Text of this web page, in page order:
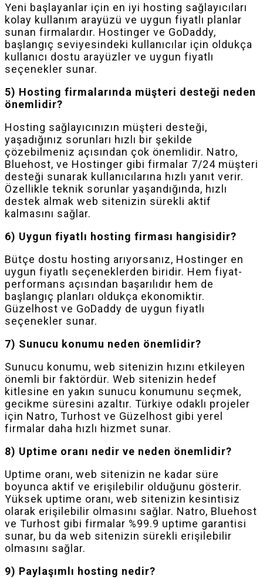
Yeni başlayanlar için en iyi hosting sağlayıcıları
kolay kullanım arayüzü ve uygun fiyatlı planlar
sunan firmalardır. Hostinger ve GoDaddy,
başlangıç seviyesindeki kullanıcılar için oldukça
kullanıcı dostu arayüzler ve uygun fiyatlı
seçenekler sunar.
5) Hosting firmalarında müşteri desteği neden
önemlidir?
Hosting sağlayıcınızın müşteri desteği,
yaşadığınız sorunları hızlı bir şekilde
çözebilmeniz açısından çok önemlidir. Natro,
Bluehost, ve Hostinger gibi firmalar 7/24 müşteri
desteği sunarak kullanıcılarına hızlı yanıt verir.
Özellikle teknik sorunlar yaşandığında, hızlı
destek almak web sitenizin sürekli aktif
kalmasını sağlar.
6) Uygun fiyatlı hosting firması hangisidir?
Bütçe dostu hosting arıyorsanız, Hostinger en
uygun fiyatlı seçeneklerden biridir. Hem fiyat-
performans açısından başarılıdır hem de
başlangıç planları oldukça ekonomiktir.
Güzelhost ve GoDaddy de uygun fiyatlı
seçenekler sunar.
7) Sunucu konumu neden önemlidir?
Sunucu konumu, web sitenizin hızını etkileyen
önemli bir faktördür. Web sitenizin hedef
kitlesine en yakın sunucu konumunu seçmek,
gecikme süresini azaltır. Türkiye odaklı projeler
için Natro, Turhost ve Güzelhost gibi yerel
firmalar daha hızlı hizmet sunar.
8) Uptime oranı nedir ve neden önemlidir?
Uptime oranı, web sitenizin ne kadar süre
boyunca aktif ve erişilebilir olduğunu gösterir.
Yüksek uptime oranı, web sitenizin kesintisiz
olarak erişilebilir olmasını sağlar. Natro, Bluehost
ve Turhost gibi firmalar %99.9 uptime garantisi
sunar, bu da web sitenizin sürekli erişilebilir
olmasını sağlar.
9) Paylaşımlı hosting nedir?